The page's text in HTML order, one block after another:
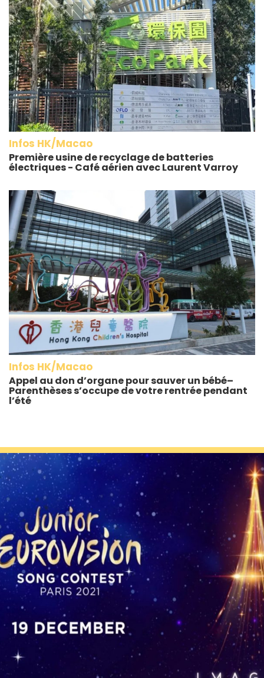
Infos HK/Macao
Première usine de recyclage de batteries
électriques - Café aérien avec Laurent Varroy
Infos HK/Macao
Appel au don d’organe pour sauver un bébé–
Parenthèses s’occupe de votre rentrée pendant
l’été